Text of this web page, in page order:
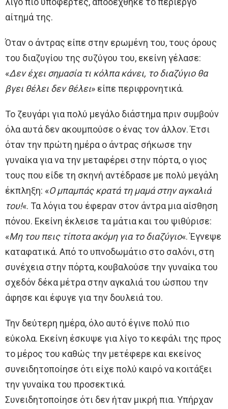
αίτημά της.
Όταν ο άντρας είπε στην ερωμένη του, τους όρους
του διαζυγίου της συζύγου του, εκείνη γέλασε:
«Δεν έχει σημασία τι κόλπα κάνει, το διαζύγιο θα
βγει θέλει δεν θέλει» είπε περιφρονητικά.
Το ζευγάρι για πολύ μεγάλο διάστημα πριν συμβούν
όλα αυτά δεν ακουμπούσε ο ένας τον άλλον. Έτσι
όταν την πρώτη ημέρα ο άντρας σήκωσε την
γυναίκα για να την μεταφέρει στην πόρτα, ο γιος
τους που είδε τη σκηνή αντέδρασε με πολύ μεγάλη
έκπληξη: «Ο μπαμπάς κρατά τη μαμά στην αγκαλιά
του!«. Τα λόγια του έφεραν στον άντρα μια αίσθηση
πόνου. Εκείνη έκλεισε τα μάτια και του ψιθύρισε:
«Μη του πεις τίποτα ακόμη για το διαζύγιο«. Έγνεψε
καταφατικά. Από το υπνοδωμάτιο στο σαλόνι, στη
συνέχεια στην πόρτα, κουβαλούσε την γυναίκα του
σχεδόν δέκα μέτρα στην αγκαλιά του ώσπου την
άφησε και έφυγε για την δουλειά του.
Την δεύτερη ημέρα, όλο αυτό έγινε πολύ πιο
εύκολα. Εκείνη έσκυψε για λίγο το κεφάλι της προς
το μέρος του καθώς την μετέφερε και εκείνος
συνειδητοποίησε ότι είχε πολύ καιρό να κοιτάξει
την γυναίκα του προσεκτικά.
Συνειδητοποίησε ότι δεν ήταν μικρή πια. Υπήρχαν